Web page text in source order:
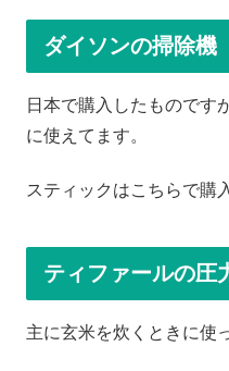
ダイソンの掃除機
日本で購入したものです
に使えてます。
スティックはこちらで購
ティファールの圧
主に玄米を炊くときに使